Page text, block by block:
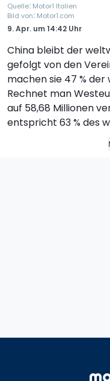
Quelle: Motor1 Italien
Bild von: Motor1.com
9. Apr. um14:42 Uhr
China bleibt der
gefolgt von den
machen sie 47 %
Rechnet man
auf 58,68 Millionen
entspricht 63 % des